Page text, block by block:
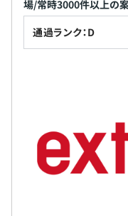
場/常時3000件以上の
通過ランク：D